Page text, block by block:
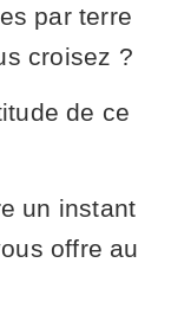
par terre
croisez ?
de ce
un instant
offre au